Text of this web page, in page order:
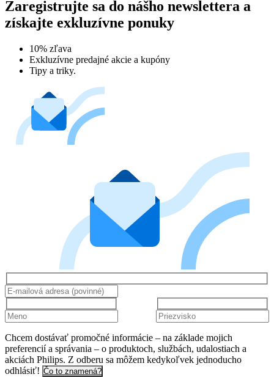
Zaregistrujte sa do nášho newslettera a
získajte exkluzívne ponuky
10% zľava
Exkluzívne predajné akcie a kupóny
Tipy a triky.
Chcem dostávať promočné informácie – na základe mojich
preferencií a správania – o produktoch, službách, udalostiach a
akciách Philips. Z odberu sa môžem kedykoľvek jednoducho
odhlásiť! Čo to znamená?